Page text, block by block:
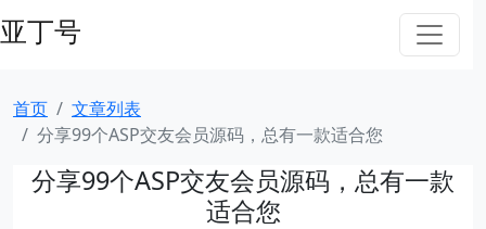
亚丁号
首页
文章列表
分享99个ASP交友会员源码，总有一款适合您
分享99个ASP交友会员源码，总有一款
适合您